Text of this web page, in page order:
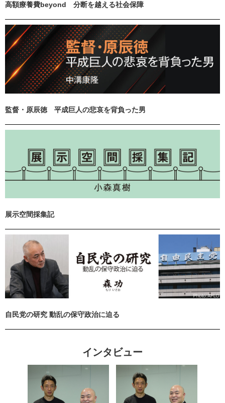
高額療養費beyond 分断を越える社会保障
監督・原辰徳 平成巨人の悲哀を背負った男
展示空間採集記
自民党の研究 動乱の保守政治に迫る
インタビュー